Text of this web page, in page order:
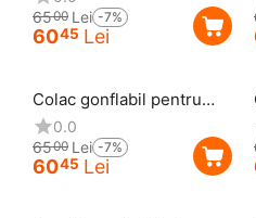
6045 Lei
6500 Lei -7%
Colac gonflabil pentru
înot0.0
6045 Lei
6500 Lei -7%